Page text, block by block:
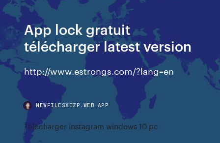
App lock gratuit
télécharger latest version
http://www.estrongs.com/?lang=en
NEWFILESXIZP.WEB.APP
Télécharger instagram windows 10 pc